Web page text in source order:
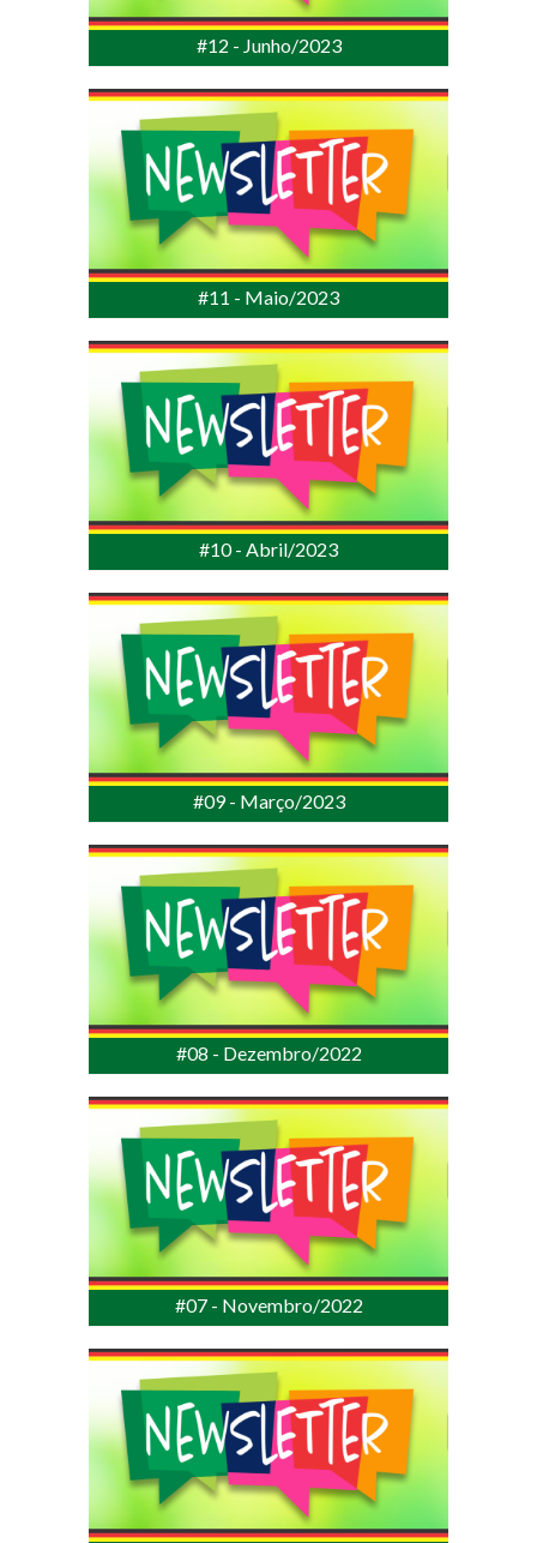
#12 - Junho/2023
#11 - Maio/2023
#10 - Abril/2023
#09 - Março/2023
#08 - Dezembro/2022
#07 - Novembro/2022